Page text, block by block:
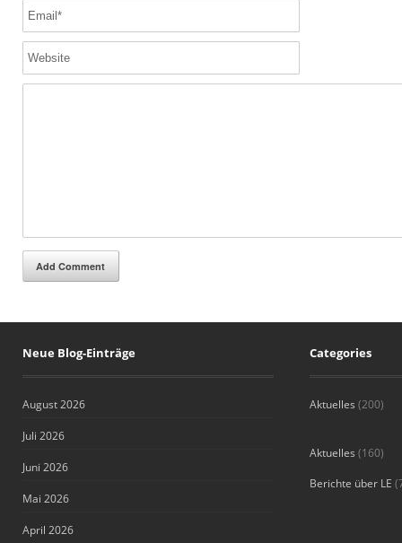
Add Comment
Neue Blog-Einträge
August 2026
Juli 2026
Juni 2026
Mai 2026
April 2026
Categories
Aktuelles (200)
Aktuelles (160)
Berichte über LE